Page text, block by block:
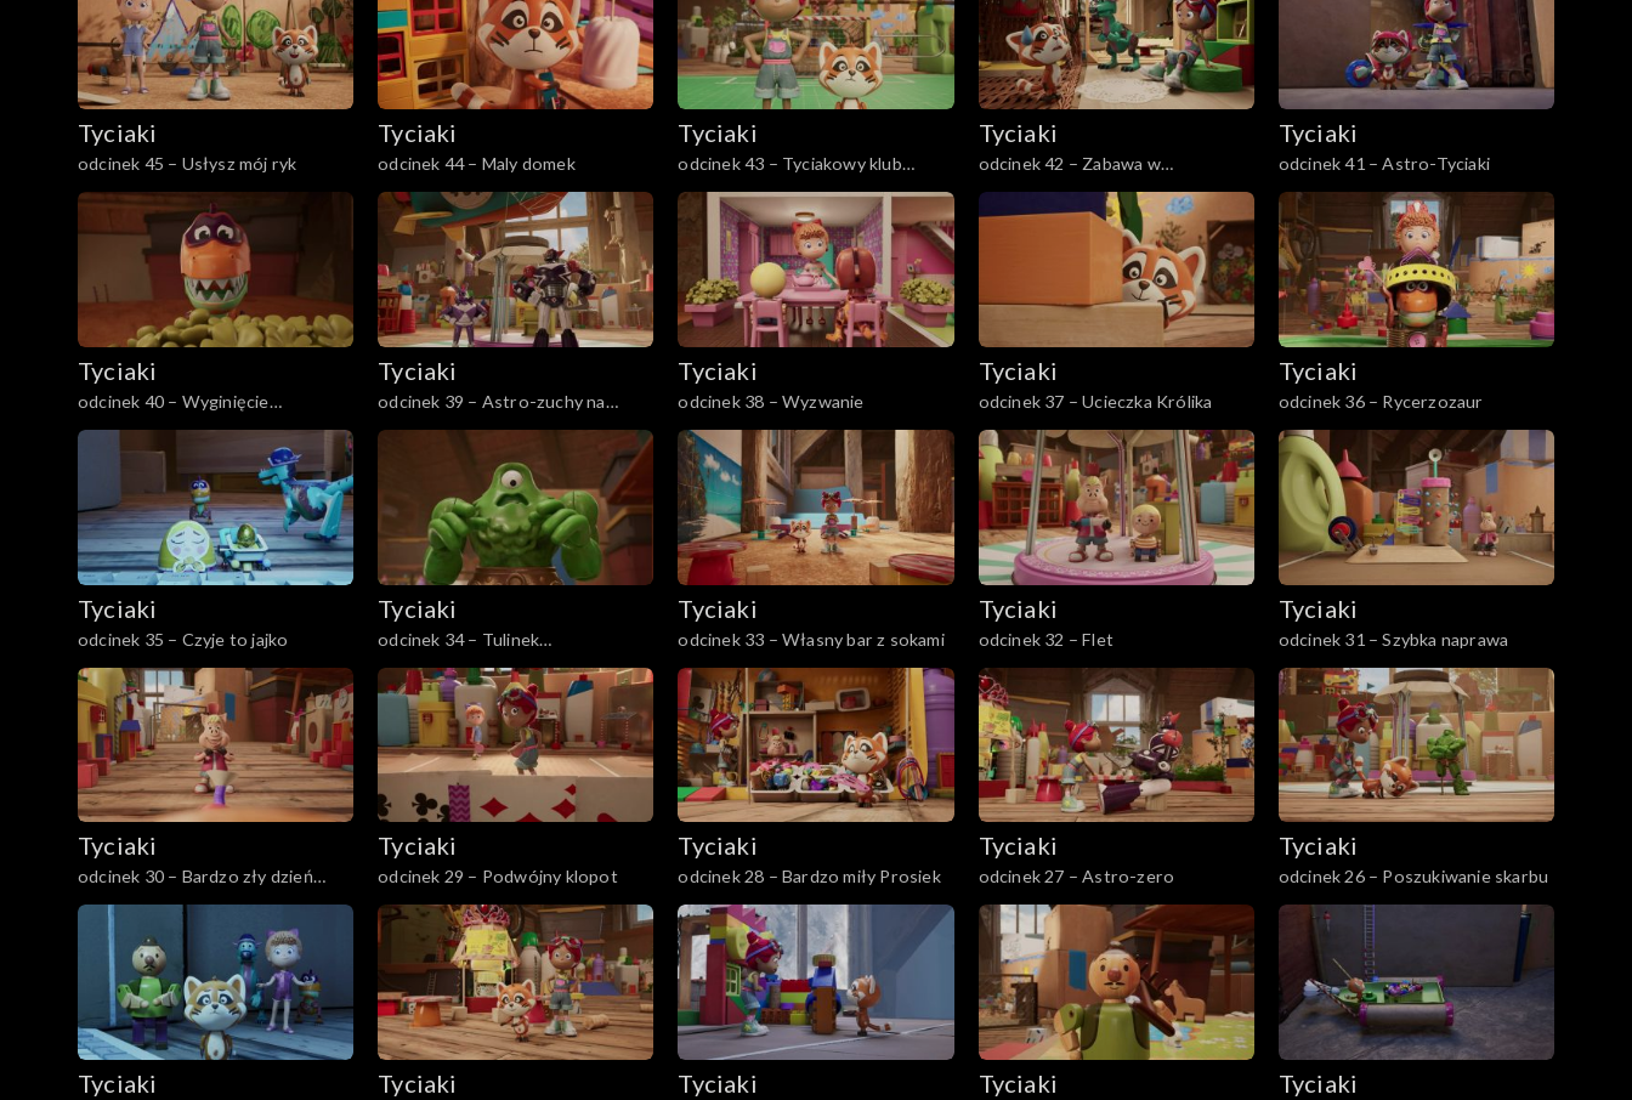
Tyciaki
odcinek 45 – Usłysz mój ryk
Tyciaki
odcinek 44 – Maly domek
Tyciaki
odcinek 43 – Tyciakowy klub
piłkarski
Tyciaki
odcinek 42 – Zabawa w
chowanego
Tyciaki
odcinek 41 – Astro-Tyciaki
Tyciaki
odcinek 40 – Wyginięcie
dinozaurów
Tyciaki
odcinek 39 – Astro-zuchy na
ratunek!
Tyciaki
odcinek 38 – Wyzwanie
Tyciaki
odcinek 37 – Ucieczka Królika
Tyciaki
odcinek 36 – Rycerzozaur
Tyciaki
odcinek 35 – Czyje to jajko
Tyciaki
odcinek 34 – Tulinek
Zielonobrodego
Tyciaki
odcinek 33 – Własny bar z sokami
Tyciaki
odcinek 32 – Flet
Tyciaki
odcinek 31 – Szybka naprawa
Tyciaki
odcinek 30 – Bardzo zły dzień
Prośka
Tyciaki
odcinek 29 – Podwójny klopot
Tyciaki
odcinek 28 – Bardzo miły Prosiek
Tyciaki
odcinek 27 – Astro-zero
Tyciaki
odcinek 26 – Poszukiwanie skarbu
Tyciaki Tyciaki Tyciaki Tyciaki Tyciaki